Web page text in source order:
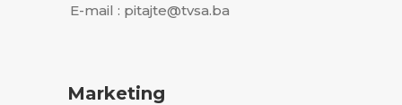
E-mail : pitajte@tvsa.ba
Marketing